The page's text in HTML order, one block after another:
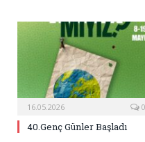
16.05.2026 0
40.Genç Günler Başladı